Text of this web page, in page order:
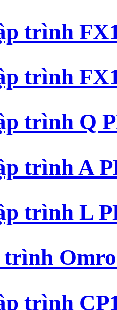
trình
trình
trình Q
trình A
trình L
trình
trình